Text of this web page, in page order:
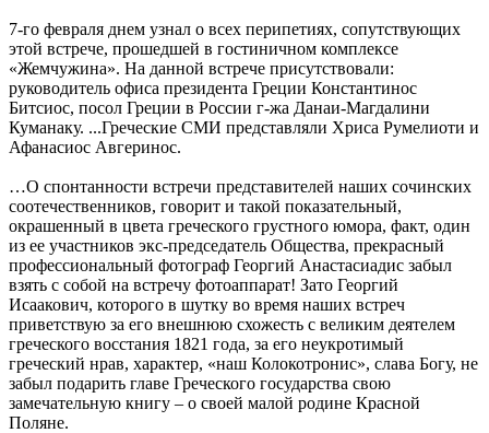
7-го февраля днем узнал о всех перипетиях, сопутствующих
этой встрече, прошедшей в гостиничном комплексе
«Жемчужина». На данной встрече присутствовали:
руководитель офиса президента Греции Константинос
Битсиос, посол Греции в России г-жа Данаи-Магдалини
Куманаку. ...Греческие СМИ представляли Хриса Румелиоти и
Афанасиос Авгеринос.
…О спонтанности встречи представителей наших сочинских
соотечественников, говорит и такой показательный,
окрашенный в цвета греческого грустного юмора, факт, один
из ее участников экс-председатель Общества, прекрасный
профессиональный фотограф Георгий Анастасиадис забыл
взять с собой на встречу фотоаппарат! Зато Георгий
Исаакович, которого в шутку во время наших встреч
приветствую за его внешнюю схожесть с великим деятелем
греческого восстания 1821 года, за его неукротимый
греческий нрав, характер, «наш Колокотронис», слава Богу, не
забыл подарить главе Греческого государства свою
замечательную книгу – о своей малой родине Красной
Поляне.